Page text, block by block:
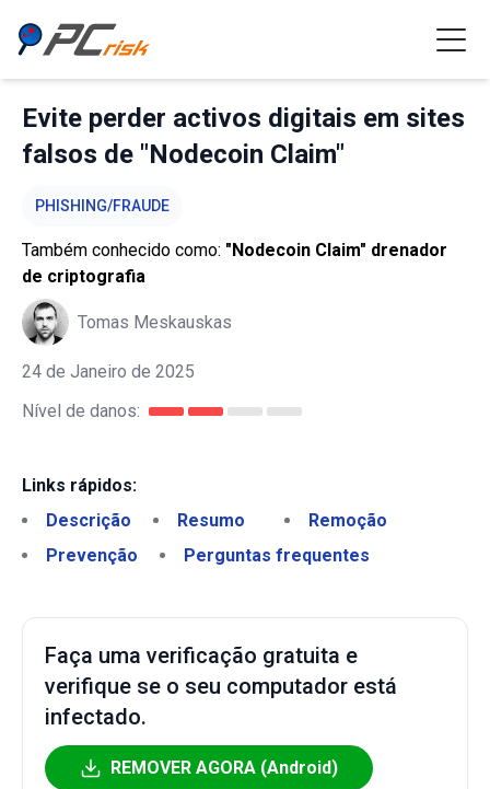
Evite perder activos digitais em sites
falsos de "Nodecoin Claim"
PHISHING/FRAUDE
Também conhecido como: "Nodecoin Claim" drenador
de criptografia
Tomas Meskauskas
24 de Janeiro de 2025
Nível de danos:
Links rápidos:
Descrição
Resumo
Remoção
Prevenção
Perguntas frequentes
Faça uma verificação gratuita e
verifique se o seu computador está
infectado.
REMOVER AGORA (Android)